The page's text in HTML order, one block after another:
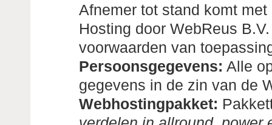
Afnemer tot stand komt
Hosting door WebReus
voorwaarden van
Persoonsgegevens: Alle
gegevens in de zin van de
Webhostingpakket: